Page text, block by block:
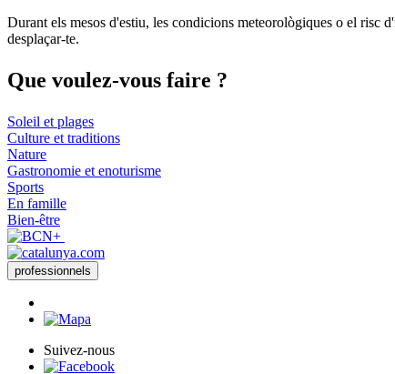
Durant els mesos d'estiu, les condicions meteorològiques o el risc
desplaçar-te.
Que voulez-vous faire ?
Soleil et plages
Culture et traditions
Nature
Gastronomie et enoturisme
Sports
En famille
Bien-être
professionnels
Suivez-nous